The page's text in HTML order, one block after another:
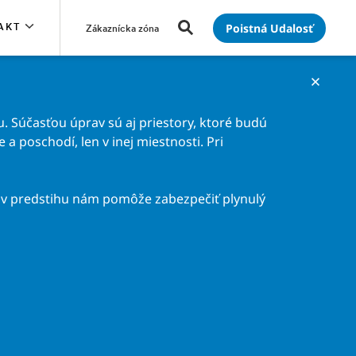
Zákaznícka zóna Poistná Udalosť
Súčasťou úprav sú aj priestory, ktoré budú
a poschodí, len v inej miestnosti. Pri
predstihu nám pomôže zabezpečiť plynulý